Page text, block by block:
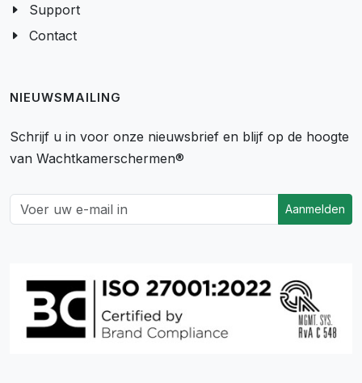
Support
Contact
NIEUWSMAILING
Schrijf u in voor onze nieuwsbrief en blijf op de hoogte
van Wachtkamerschermen®
Aanmelden